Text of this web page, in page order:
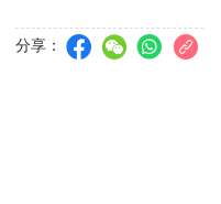
分享：